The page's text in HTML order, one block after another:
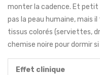
monter la cadence. Et petit
pas la peau humaine, mais
tissus colorés (serviettes,
chemise noire pour dormir
Effet clinique